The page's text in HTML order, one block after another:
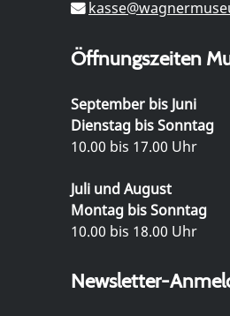
Öffnungszeiten
September bis Juni
Dienstag bis Sonntag
10.00 bis 17.00 Uhr
Juli und August
Montag bis Sonntag
10.00 bis 18.00 Uhr
Newsletter-